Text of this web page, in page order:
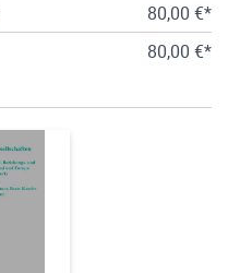
80,00 €*
80,00 €*